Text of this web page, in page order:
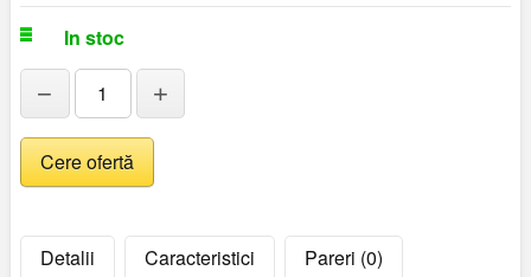
In stoc
− +
Detalii Caracteristici Pareri (0)